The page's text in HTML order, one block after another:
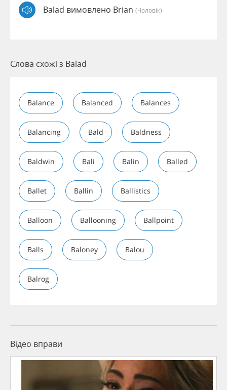
Balad вимовлено Brian (чоловік)
Слова схожі з Balad
Balance Balanced Balances
Balancing Bald Baldness
Baldwin Bali Balin Balled
Ballet Ballin Ballistics
Balloon Ballooning Ballpoint
Balls Baloney Balou
Balrog
Відео вправи